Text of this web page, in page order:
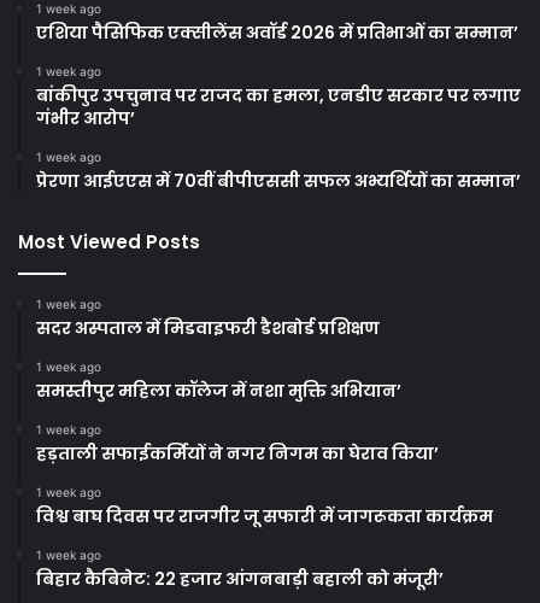
1 week ago
एशिया पैसिफिक एक्सीलेंस अवॉर्ड 2026 में प्रतिभाओं का सम्मान’
1 week ago
बांकीपुर उपचुनाव पर राजद का हमला, एनडीए सरकार पर लगाए
गंभीर आरोप’
1 week ago
प्रेरणा आईएएस में 70वीं बीपीएससी सफल अभ्यर्थियों का सम्मान’
Most Viewed Posts
1 week ago
सदर अस्पताल में मिडवाइफरी डैशबोर्ड प्रशिक्षण
1 week ago
समस्तीपुर महिला कॉलेज में नशा मुक्ति अभियान’
1 week ago
हड़ताली सफाईकर्मियों ने नगर निगम का घेराव किया’
1 week ago
विश्व बाघ दिवस पर राजगीर जू सफारी में जागरूकता कार्यक्रम
1 week ago
बिहार कैबिनेट: 22 हजार आंगनबाड़ी बहाली को मंजूरी’